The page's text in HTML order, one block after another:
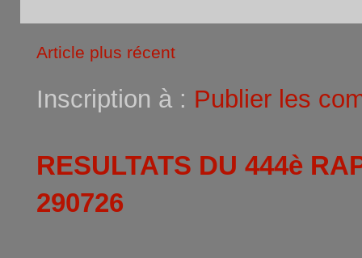
Article plus récent
Inscription à : Publier les
RESULTATS DU 444è
290726